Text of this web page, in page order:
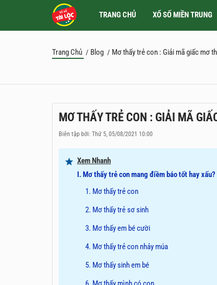
TRANG CHỦ XỔ SỐ MIỀN TRUNG
Trang Chủ / Blog / Mơ thấy trẻ con : Giải mã giấc mơ
MƠ THẤY TRẺ CON : GIẢI MÃ
Biên tập bởi: Thứ 5, 05/08/2021 10:00
Xem Nhanh
I. Mơ thấy trẻ con mang điềm báo tốt hay xấu?
1. Mơ thấy trẻ con
2. Mơ thấy trẻ sơ sinh
3. Mơ thấy em bé cười
4. Mơ thấy trẻ con nhảy múa
5. Mơ thấy sinh em bé